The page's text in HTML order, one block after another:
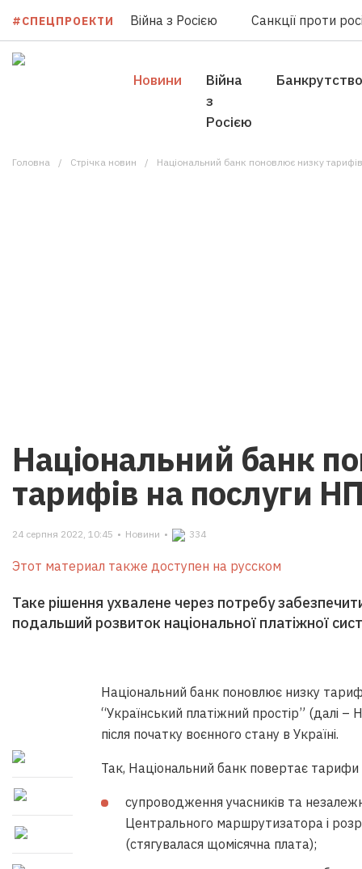
#СПЕЦПРОЕКТИ Війна з Росією Санкції проти
Новини
Війна
з
Росією
Банкрутство
Головна Стрічка новин Національний банк поновлює низку
Національний банк
тарифів на послуги
24 серпня 2022, 10:45 • Новини • 334
Этот материал также доступен на русском
Таке рішення ухвалене через потребу
подальший розвиток національної платіжної
Національний банк поновлює низку
“Український платіжний простір” (далі
після початку воєнного стану в Україні.
Так, Національний банк повертає тарифи
супроводження учасників та
Центрального маршрутизатора і
(стягувалася щомісячна плата);